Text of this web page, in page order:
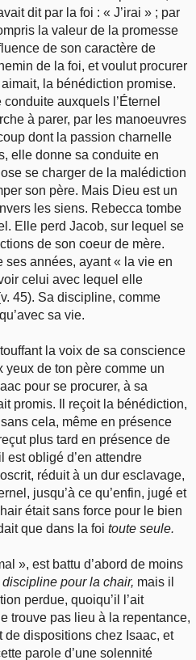
dit par la foi : « J’irai » ; par
la valeur de la promesse
de son caractère de
de la foi, et voulut procurer
la bénédiction promise.
auxquels l’Éternel
à parer, par les manoeuvres
dont la passion charnelle
elle donne sa conduite en
se charger de la malédiction
son père. Mais Dieu est un
les siens. Rebecca tombe
Elle perd Jacob, sur lequel se
de son coeur de mère.
ses années, ayant « la vie en
celui avec lequel elle
45). Sa discipline, comme
sa vie.
la voix de sa conscience
yeux de ton père comme un
pour se procurer, à sa
promis. Il reçoit la bénédiction,
cela, même en présence
plus tard en présence de
est obligé d’en attendre
réduit à un dur esclavage,
jusqu’à ce qu’enfin, jugé et
était sans force pour le bien
que dans la foi toute seule.
», est battu d’abord de moins
discipline pour la chair, mais il
perdue, quoiqu’il l’ait
trouve pas lieu à la repentance,
de dispositions chez Isaac, et
parole d’une solennité